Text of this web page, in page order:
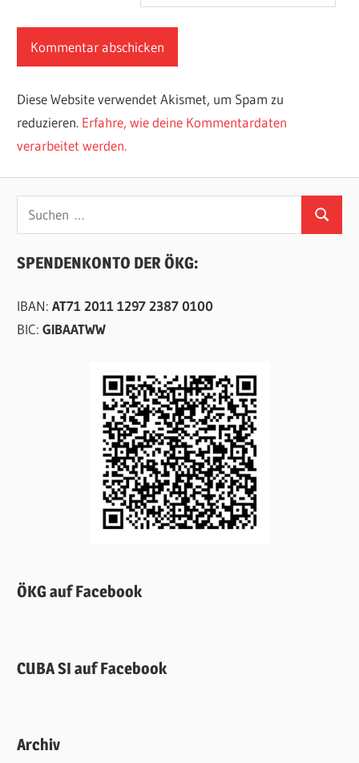
Diese Website verwendet Akismet, um Spam zu
reduzieren. Erfahre, wie deine Kommentardaten
verarbeitet werden.
Suchen
nach:
Suchen
SPENDENKONTO DER ÖKG:
IBAN:AT71 2011 1297 2387 0100
BIC:GIBAATWW
ÖKG auf Facebook
CUBA SI auf Facebook
Archiv